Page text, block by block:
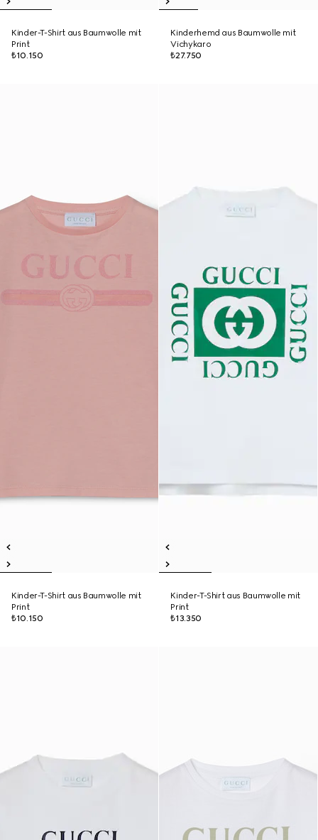
Kinder-T-Shirt aus Baumwolle mit
Print
₺10.150
Kinderhemd aus Baumwolle mit
Vichykaro
₺27.750
Kinder-T-Shirt aus Baumwolle mit
Print
₺10.150
Kinder-T-Shirt aus Baumwolle mit
Print
₺13.350